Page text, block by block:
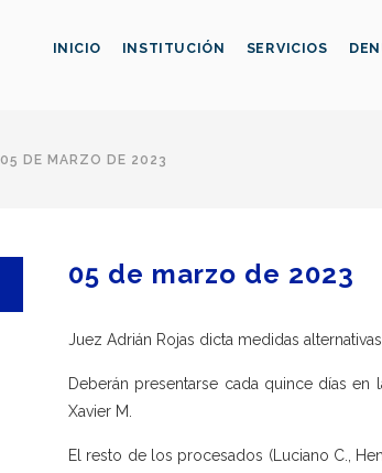
INICIO INSTITUCIÓN SERVICIOS
05 DE MARZO DE 2023
05 de marzo de 2023
Juez Adrián Rojas dicta medidas
Deberán presentarse cada quince días
Xavier M.
El resto de los procesados (Luciano C.,